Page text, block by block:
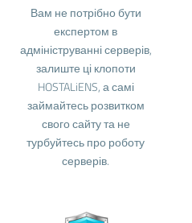
Вам не потрібно бути
експертом в
адмініструванні серверів,
залиште ці клопоти
HOSTALiENS, а самі
займайтесь розвитком
свого сайту та не
турбуйтесь про роботу
серверів.